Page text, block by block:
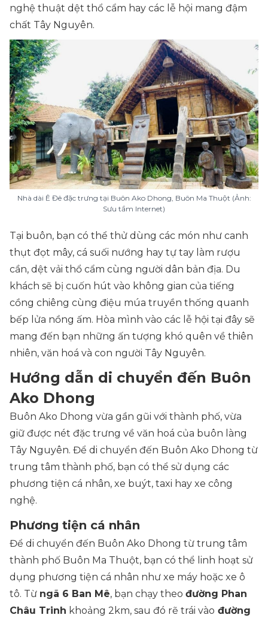
nghệ thuật dệt thổ cẩm hay các lễ hội mang đậm
chất Tây Nguyên.
Nhà dài Ê Đê đặc trưng tại Buôn Ako Dhong, Buôn Ma Thuột (Ảnh:
Sưu tầm Internet)
Tại buôn, bạn có thể thử dùng các món như canh
thụt đọt mây, cá suối nướng hay tự tay làm rượu
cần, dệt vải thổ cẩm cùng người dân bản địa. Du
khách sẽ bị cuốn hút vào không gian của tiếng
cồng chiêng cùng điệu múa truyền thống quanh
bếp lửa nồng ấm. Hòa mình vào các lễ hội tại đây sẽ
mang đến bạn những ấn tượng khó quên về thiên
nhiên, văn hoá và con người Tây Nguyên.
Hướng dẫn di chuyển đến Buôn
Ako Dhong
Buôn Ako Dhong vừa gần gũi với thành phố, vừa
giữ được nét đặc trưng về văn hoá của buôn làng
Tây Nguyên. Để di chuyển đến Buôn Ako Dhong từ
trung tâm thành phố, bạn có thể sử dụng các
phương tiện cá nhân, xe buýt, taxi hay xe công
nghệ.
Phương tiện cá nhân
Để di chuyển đến Buôn Ako Dhong từ trung tâm
thành phố Buôn Ma Thuột, bạn có thể linh hoạt sử
dụng phương tiện cá nhân như xe máy hoặc xe ô
tô. Từ ngã 6 Ban Mê, bạn chạy theo đường Phan
Châu Trinh khoảng 2km, sau đó rẽ trái vào đường